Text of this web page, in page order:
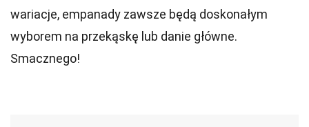
wariacje, empanady zawsze będą doskonałym
wyborem na przekąskę lub danie główne.
Smacznego!